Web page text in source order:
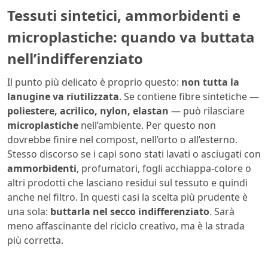
Tessuti sintetici, ammorbidenti e
microplastiche: quando va buttata
nell’indifferenziato
Il punto più delicato è proprio questo: non tutta la
lanugine va riutilizzata. Se contiene fibre sintetiche —
poliestere, acrilico, nylon, elastan — può rilasciare
microplastiche nell’ambiente. Per questo non
dovrebbe finire nel compost, nell’orto o all’esterno.
Stesso discorso se i capi sono stati lavati o asciugati con
ammorbidenti, profumatori, fogli acchiappa-colore o
altri prodotti che lasciano residui sul tessuto e quindi
anche nel filtro. In questi casi la scelta più prudente è
una sola: buttarla nel secco indifferenziato. Sarà
meno affascinante del riciclo creativo, ma è la strada
più corretta.